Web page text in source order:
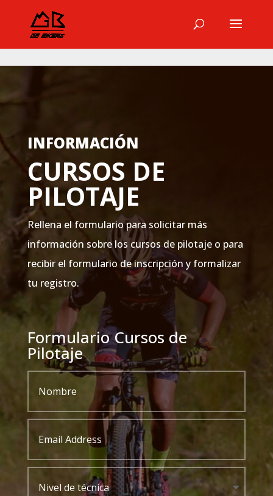
INFORMACIÓN
CURSOS DE
PILOTAJE
Rellena el formulario para solicitar más
información sobre los cursos de pilotaje o para
recibir el formulario de inscripción y formalizar
tu registro.
Formulario Cursos de
Pilotaje